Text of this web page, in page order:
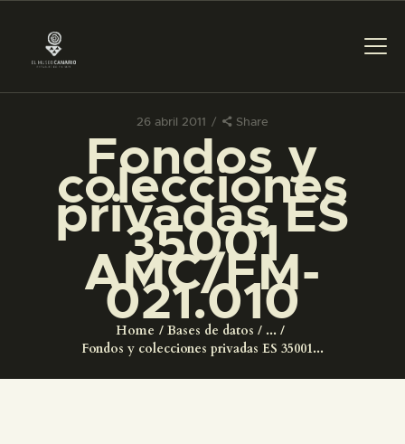
26 abril 2011 Share
Fondos y
colecciones
privadas ES
35001
AMC/FM-
021.010
Home Bases de datos
...
Fondos y colecciones privadas ES 35001...
PREPARAR LA VISITA
ACTIVIDADES
█
EL MUSEO